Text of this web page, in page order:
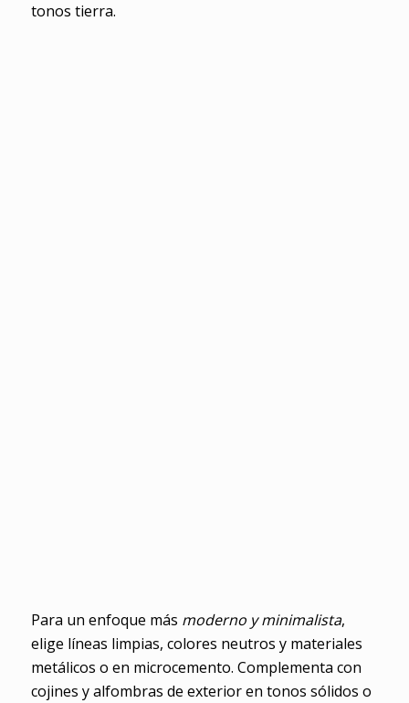
tonos tierra.
Para un enfoque más moderno y minimalista,
elige líneas limpias, colores neutros y materiales
metálicos o en microcemento. Complementa con
cojines y alfombras de exterior en tonos sólidos o